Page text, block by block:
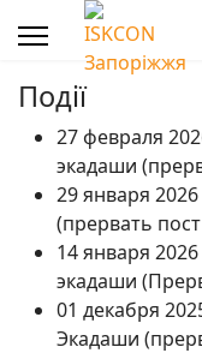
Події
27 февраля
экадаши
29 января
(прервать
14 января
экадаши
01 декабря
Экадаши